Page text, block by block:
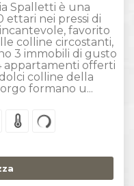
Spalletti è una
ettari nei pressi di
favorito
colline circostanti,
3 immobili di gusto
appartamenti offerti
colline della
formano u...